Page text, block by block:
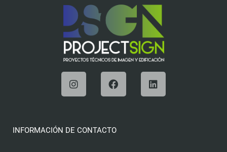
INFORMACIÓN DE CONTACTO